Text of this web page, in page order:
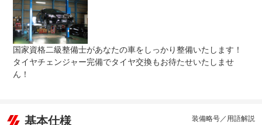
国家資格二級整備士があなたの車をしっかり整備いたします！
タイヤチェンジャー完備でタイヤ交換もお待たせいたしませ
ん！
基本仕様 装備略号／用語解説